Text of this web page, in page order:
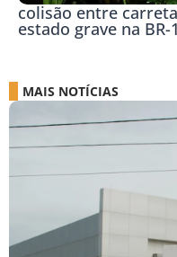
colisão entre
estado grave na
MAIS NOTÍCIAS